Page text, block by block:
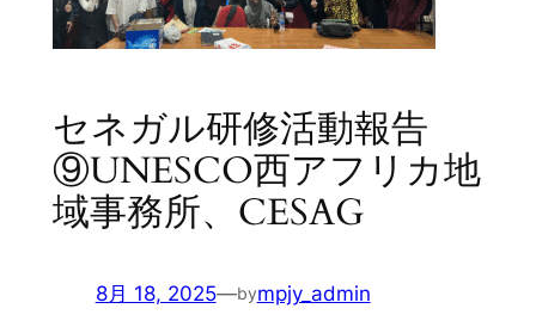
セネガル研修活動報告
⑨UNESCO西アフリカ地
域事務所、CESAG
8月 18, 2025—bympjy_admin